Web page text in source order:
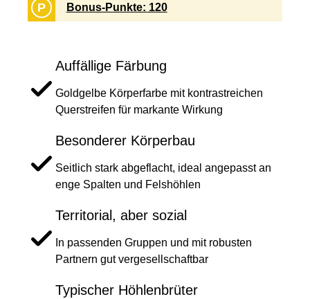
P Bonus-Punkte: 120
Auffällige Färbung
Goldgelbe Körperfarbe mit kontrastreichen
Querstreifen für markante Wirkung
Besonderer Körperbau
Seitlich stark abgeflacht, ideal angepasst an
enge Spalten und Felshöhlen
Territorial, aber sozial
In passenden Gruppen und mit robusten
Partnern gut vergesellschaftbar
Typischer Höhlenbrüter